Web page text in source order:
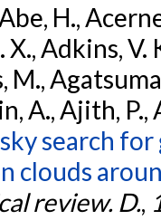
H.,
Adkins, V.
M.,
A., Ajith, P.,
search
clouds
review. D.,